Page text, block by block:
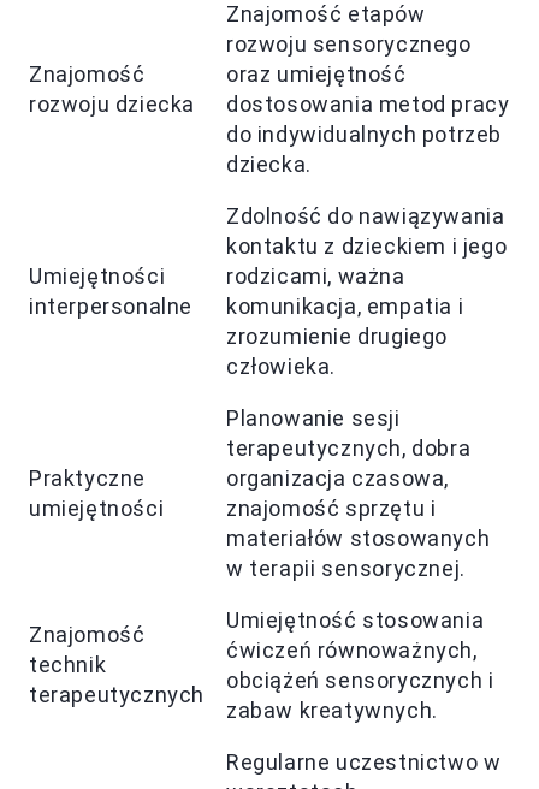
Znajomość
rozwoju dziecka
Znajomość etapów
rozwoju sensorycznego
oraz umiejętność
dostosowania metod pracy
do indywidualnych potrzeb
dziecka.
Umiejętności
interpersonalne
Zdolność do nawiązywania
kontaktu z dzieckiem i jego
rodzicami, ważna
komunikacja, empatia i
zrozumienie drugiego
człowieka.
Praktyczne
umiejętności
Planowanie sesji
terapeutycznych, dobra
organizacja czasowa,
znajomość sprzętu i
materiałów stosowanych
w terapii sensorycznej.
Znajomość
technik
terapeutycznych
Umiejętność stosowania
ćwiczeń równoważnych,
obciążeń sensorycznych i
zabaw kreatywnych.
Regularne uczestnictwo w